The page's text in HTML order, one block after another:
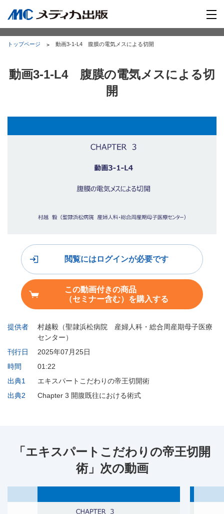
トップページ 動画3-1-L4 腹膜の電気メスによる切開
動画3-1-L4 腹膜の電気メスによる切
開
提供者
村越毅（聖隷浜松病院 産婦人科・総合周産期母子医療
センター）
刊行日
2025年07月25日
時間
01:22
出典1
エキスパートこだわりの帝王切開術
出典2
Chapter 3 開腹既往における術式
閲覧にはログインが必要です
この動画付きの商品
（セミナー含む）を購入する
「エキスパートこだわりの帝王切開
術」次の動画